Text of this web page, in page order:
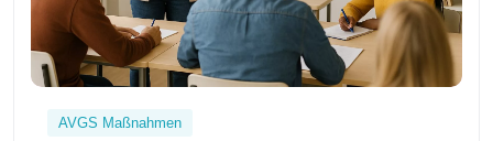
AVGS Maßnahmen